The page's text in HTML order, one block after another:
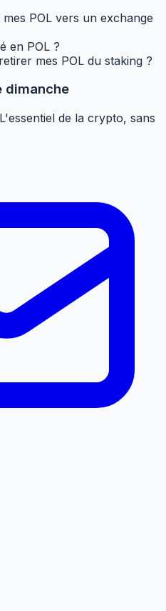
POL vers un exchange
en POL ?
mes POL du staking ?
dimanche
de la crypto, sans